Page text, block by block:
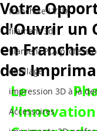
franchise LV3D,
filament 3d,
filament PLA
outillage
impression 3D à la
Accessoires
Votre
d'Ouvrir un
en
des
Le